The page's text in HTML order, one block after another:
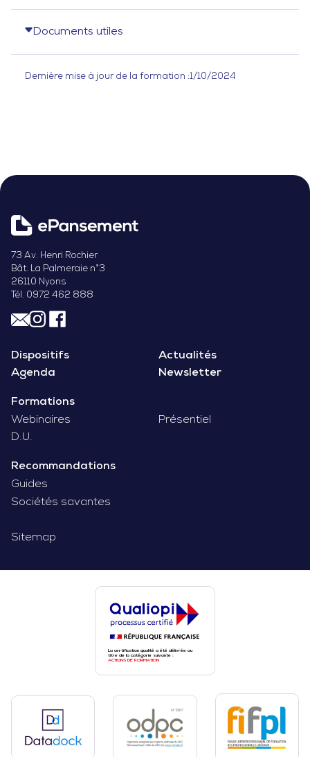
Documents utiles
Dernière mise à jour de la formation :1/10/2024
73 Av. Henri Rochier
Bât. La Palmeraie n°3
26110 Nyons
Tél. 0972 462 888
Dispositifs
Actualités
Agenda
Newsletter
Formations
Webinaires
Présentiel
D.U.
Recommandations
Guides
Sociétés savantes
Sitemap
La certification qualité a été délivrée au
titre de la catégorie suivante :
ACTIONS DE FORMATION